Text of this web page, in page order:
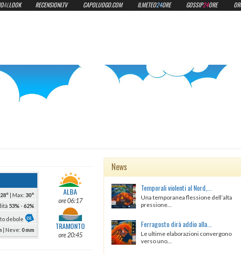
28° | Max:30°
53%-62%
debole
| Neve:0 mm
ALBA
ore 06:17
TRAMONTO
ore 20:45
News
Temporali violenti al Nord,...
Una temporanea flessione dell’alta
pressione...
Ferragosto dirà addio alla...
Le ultime elaborazioni convergono
verso uno...
ALLOOK RECENSIONI.TV CAPOLUOGO.COM ILMETEO24ORE GOSSIP24ORE